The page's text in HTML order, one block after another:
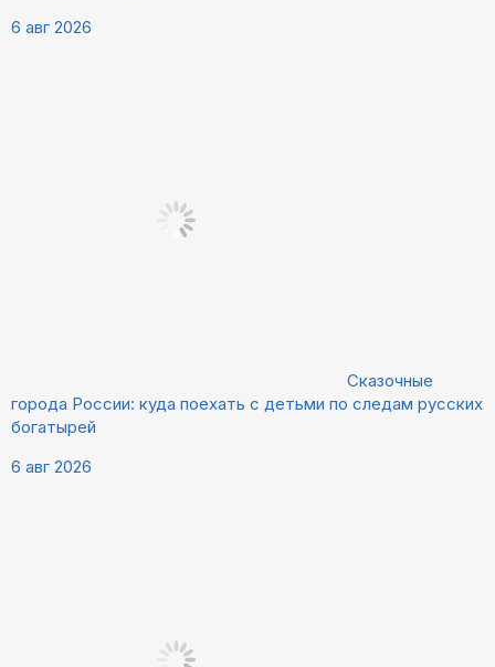
6 авг 2026
Сказочные
города России: куда поехать с детьми по следам русских
богатырей
6 авг 2026